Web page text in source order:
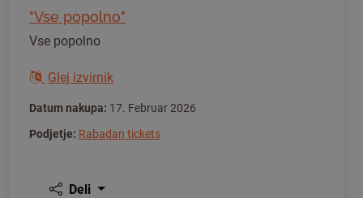
"Vse popolno"
Vse popolno
Glej izvirnik
Datum nakupa: 17. Februar 2026
Podjetje: Rabadan tickets
Deli